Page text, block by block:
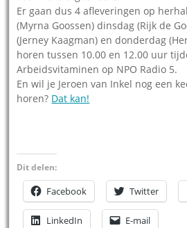
Er gaan dus 4 afleveringen op
(Myrna Goossen) dinsdag (Rijk de
(Jerney Kaagman) en donderdag
horen tussen 10.00 en 12.00 uur
Arbeidsvitaminen op NPO Radio 5.
En wil je Jeroen van Inkel nog een
horen? Dat kan!
Dit delen:
Facebook Twitter
LinkedIn E-mail